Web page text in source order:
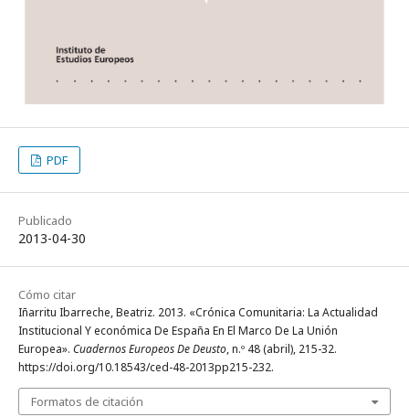
PDF
Publicado
2013-04-30
Cómo citar
Iñarritu Ibarreche, Beatriz. 2013. «Crónica Comunitaria: La Actualidad
Institucional Y económica De España En El Marco De La Unión
Europea». Cuadernos Europeos De Deusto, n.º 48 (abril), 215-32.
https://doi.org/10.18543/ced-48-2013pp215-232.
Formatos de citación